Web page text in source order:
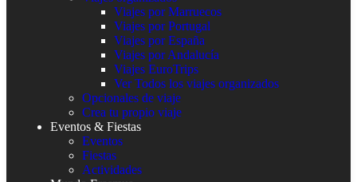
Viajes por Marruecos
Viajes por Portugal
Viajes por España
Viajes por Andalucía
Viajes EuroTrips
Ver Todos los viajes organizados
Opcionales de viaje
Crea tu propio viaje
Eventos & Fiestas
Eventos
Fiestas
Actividades